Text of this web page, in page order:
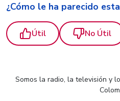
¿Cómo le ha parecido
Útil No Útil
Somos la radio, la televisión y